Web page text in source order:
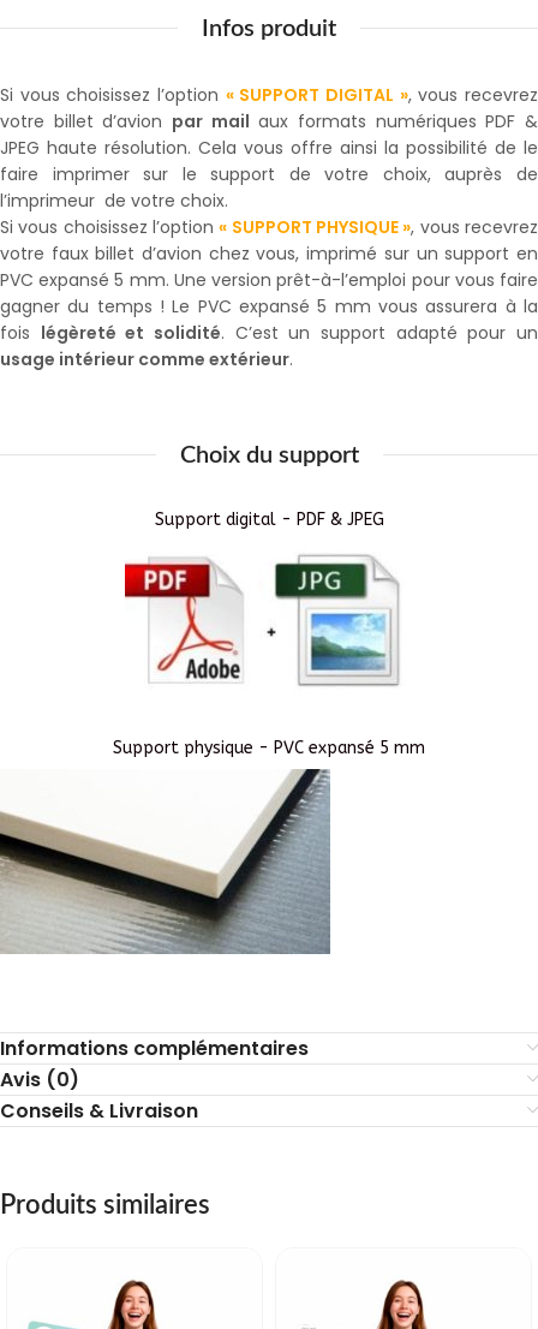
Infos produit
Si vous choisissez l’option « SUPPORT DIGITAL », vous recevrez
votre billet d’avion par mail aux formats numériques PDF &
JPEG haute résolution. Cela vous offre ainsi la possibilité de le
faire imprimer sur le support de votre choix, auprès de
l’imprimeur de votre choix.
Si vous choisissez l’option« SUPPORT PHYSIQUE », vous recevrez
votre faux billet d’avion chez vous, imprimé sur un support en
PVC expansé 5 mm. Une version prêt-à-l’emploi pour vous faire
gagner du temps ! Le PVC expansé 5 mm vous assurera à la
fois légèreté et solidité. C’est un support adapté pour un
usage intérieur comme extérieur.
Choix du support
Support digital - PDF & JPEG
Support physique - PVC expansé 5 mm
Informations complémentaires
Avis (0)
Conseils & Livraison
Produits similaires